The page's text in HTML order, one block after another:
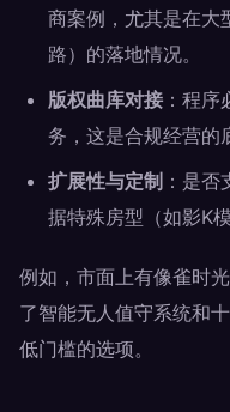
商案例，尤其是在大
路）的落地情况。
版权曲库对接 ：程
务，这是合规经营的
扩展性与定制 ：是
据特殊房型（如影K
例如，市面上有像雀时
了智能无人值守系统和
低门槛的选项。